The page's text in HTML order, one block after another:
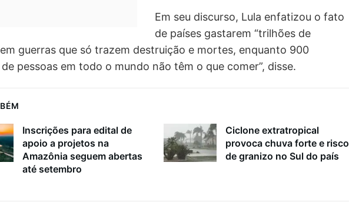
Em seu discurso, Lula enfatizou o fato
de países gastarem “trilhões de
guerras que só trazem destruição e mortes, enquanto 900
pessoas em todo o mundo não têm o que comer”, disse.
Inscrições para edital de
apoio a projetos na
Amazônia seguem abertas
até setembro
Ciclone extratropical
provoca chuva forte e risco
de granizo no Sul do país